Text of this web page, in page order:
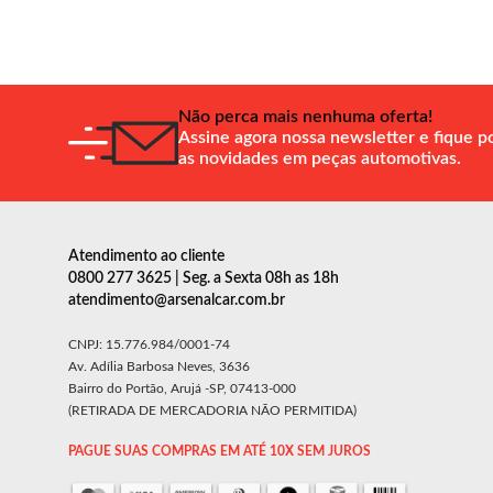
Não perca mais nenhuma oferta!
Assine agora nossa newsletter e fique
as novidades em peças automotivas.
Atendimento ao cliente
0800 277 3625 | Seg. a Sexta 08h as 18h
atendimento@arsenalcar.com.br
CNPJ: 15.776.984/0001-74
Av. Adília Barbosa Neves, 3636
Bairro do Portão, Arujá -SP, 07413-000
(RETIRADA DE MERCADORIA NÃO PERMITIDA)
PAGUE SUAS COMPRAS EM ATÉ 10X SEM JUROS